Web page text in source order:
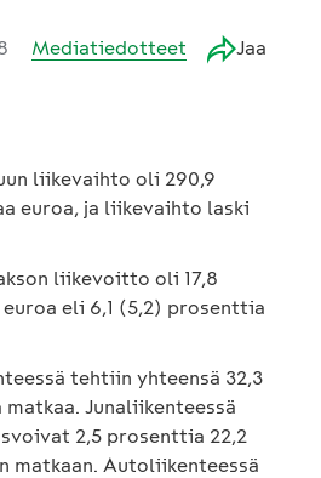
Mediatiedotteet Jaa
liikevaihto oli 290,9
euroa, ja liikevaihto laski
liikevoitto oli 17,8
eli 6,1 (5,2) prosenttia
tehtiin yhteensä 32,3
Junaliikenteessä
2,5 prosenttia 22,2
matkaan. Autoliikenteessä